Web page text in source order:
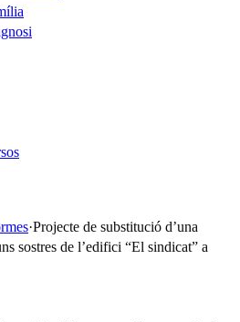
·Projecte de substitució d’una
sostres de l’edifici “El sindicat” a